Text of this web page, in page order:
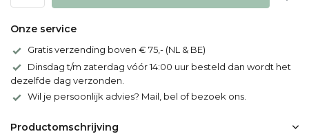
Onze service
Gratis verzending boven € 75,- (NL & BE)
Dinsdag t/m zaterdag vóór 14:00 uur besteld dan wordt het
dezelfde dag verzonden.
Wil je persoonlijk advies? Mail, bel of bezoek ons.
Productomschrijving